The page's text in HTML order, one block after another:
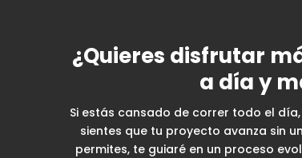
¿Quieres disfrutar
a día y
Si estás cansado de correr todo el
sientes que tu proyecto avanza sin
permites, te guiaré en un proceso